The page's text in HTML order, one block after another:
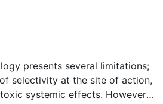
presents several limitations;
selectivity at the site of action,
systemic effects. However,